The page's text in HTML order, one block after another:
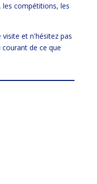
les compétitions, les
et n'hésitez pas
de ce que